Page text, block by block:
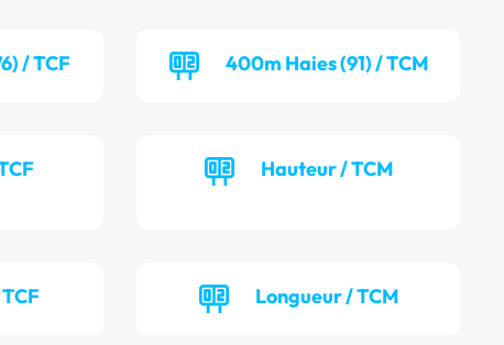
/ TCF 400m Haies (91) / TCM
Hauteur / TCM
Longueur / TCM